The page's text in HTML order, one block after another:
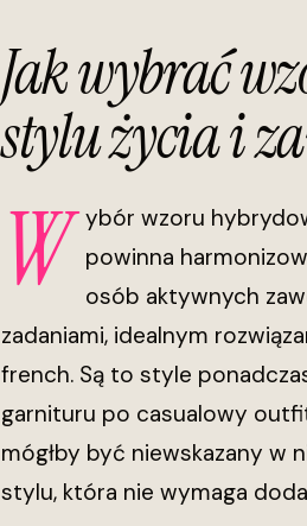
Jak wybrać
stylu życia i
W
ybór wzoru
powinna
osób aktywnych
zadaniami, idealnym
french. Są to style
garnituru po casualowy
mógłby być niewskazany w
stylu, która nie wymaga